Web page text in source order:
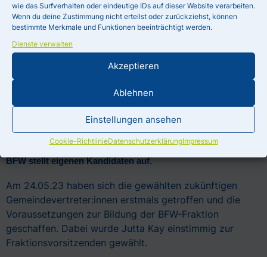
wie das Surfverhalten oder eindeutige IDs auf dieser Website verarbeiten.
Wenn du deine Zustimmung nicht erteilst oder zurückziehst, können
bestimmte Merkmale und Funktionen beeinträchtigt werden.
Dienste verwalten
Akzeptieren
Ablehnen
Einstellungen ansehen
Cookie-RichtlinieDatenschutzerklärungImpressum
Diese Analyse des Wahlergebnisses teilen wir nicht. Es
gibt keinen Wahlsieger in Weddelbrook, sondern einen
Gleichstand an Mandaten für FWW und BFW. Dabei hat
die FWW gegenüber 2018 sehr viel Unterstützung
eingebüßt und die BFW mit ihrem sachorientierten
Wahlkampf viele Wähler:innen überzeugt. Das verstehen
wir nicht als „weiter so“, sondern als Auftrag, die
Veränderung in Weddelbrook aktiv anzugehen.
BFW stellt eigenen Kandidaten auf.
Am 24.05.23 haben sich die gewählten zukünftigen
Gemeindevertreter:innen erstmals getroffen und die
Voraussetzungen zur Bildung der BFW-Fraktion
geschaffen. Dabei wurde Jutta Kay einstimmig zur
Fraktionsvorsitzenden gewählt.